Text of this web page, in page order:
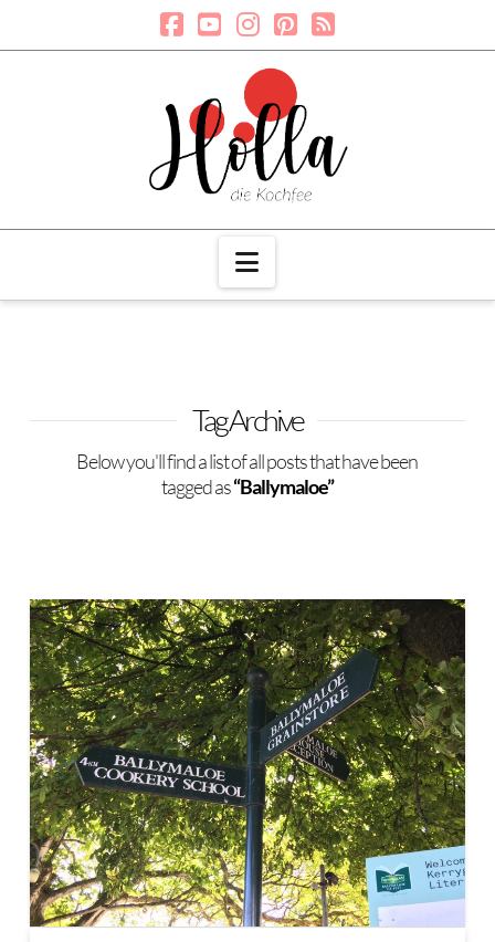
Navigation
Tag Archive
Below you'll find a list of all posts that have been
tagged as“Ballymaloe”